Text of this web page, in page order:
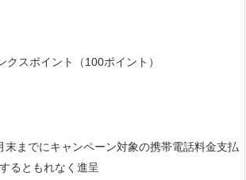
クスポイント（100ポイント）
末までにキャンペーン対象の携帯電話料金支払
るともれなく進呈